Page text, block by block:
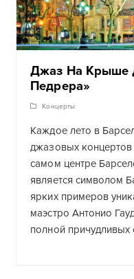
Джаз На Крыше
Педрера»
Концерты
Каждое лето в
джазовых
самом центре
является символом
ярких примеров
маэстро Антонио
полной